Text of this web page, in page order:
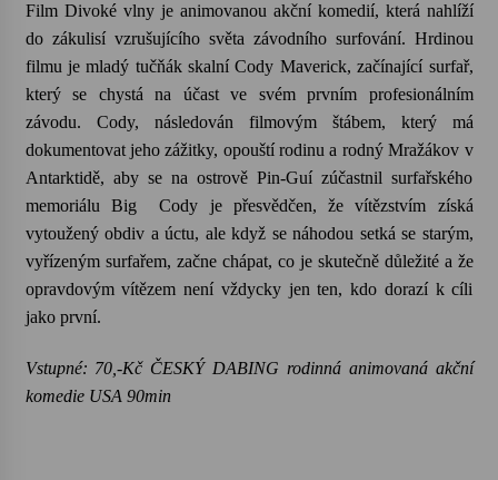
Film Divoké vlny je animovanou akční komedií, která nahlíží
do zákulisí vzrušujícího světa závodního surfování. Hrdinou
filmu je mladý tučňák skalní Cody Maverick, začínající surfař,
který se chystá na účast ve svém prvním profesionálním
závodu. Cody, následován filmovým štábem, který má
dokumentovat jeho zážitky, opouští rodinu a rodný Mražákov v
Antarktidě, aby se na ostrově Pin-Guí zúčastnil surfařského
memoriálu Big Cody je přesvědčen, že vítězstvím získá
vytoužený obdiv a úctu, ale když se náhodou setká se starým,
vyřízeným surfařem, začne chápat, co je skutečně důležité a že
opravdovým vítězem není vždycky jen ten, kdo dorazí k cíli
jako první.
Vstupné: 70,-Kč ČESKÝ DABING rodinná animovaná akční
komedie USA 90min